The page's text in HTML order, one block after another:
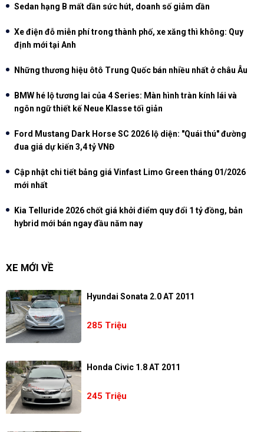
Sedan hạng B mất dần sức hút, doanh số giảm dần
Xe điện đỗ miễn phí trong thành phố, xe xăng thì không: Quy
định mới tại Anh
Những thương hiệu ôtô Trung Quốc bán nhiều nhất ở châu Âu
BMW hé lộ tương lai của 4 Series: Màn hình tràn kính lái và
ngôn ngữ thiết kế Neue Klasse tối giản
Ford Mustang Dark Horse SC 2026 lộ diện: "Quái thú" đường
đua giá dự kiến 3,4 tỷ VNĐ
Cập nhật chi tiết bảng giá Vinfast Limo Green tháng 01/2026
mới nhất
Kia Telluride 2026 chốt giá khởi điểm quy đổi 1 tỷ đồng, bản
hybrid mới bán ngay đầu năm nay
XE MỚI VỀ
Hyundai Sonata 2.0 AT 2011
285 Triệu
Honda Civic 1.8 AT 2011
245 Triệu